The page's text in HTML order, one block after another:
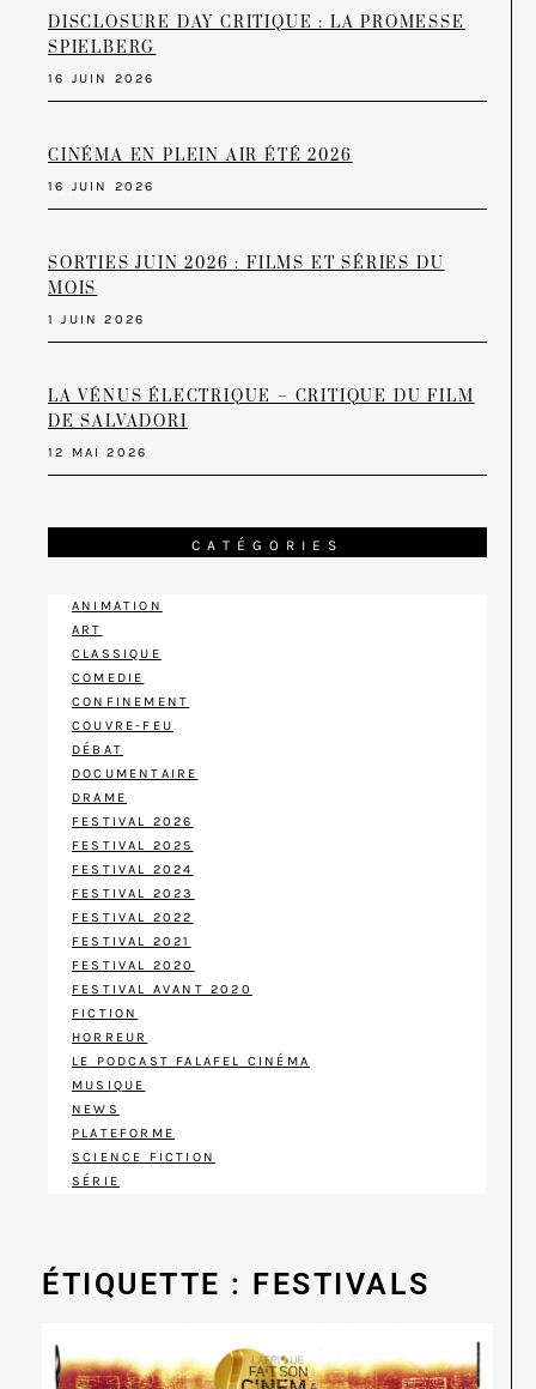
DISCLOSURE DAY CRITIQUE : LA PROMESSE
SPIELBERG
16 JUIN 2026
CINÉMA EN PLEIN AIR ÉTÉ 2026
16 JUIN 2026
SORTIES JUIN 2026 : FILMS ET SÉRIES DU
MOIS
1 JUIN 2026
LA VÉNUS ÉLECTRIQUE – CRITIQUE DU FILM
DE SALVADORI
12 MAI 2026
CATÉGORIES
ANIMATION
ART
CLASSIQUE
COMEDIE
CONFINEMENT
COUVRE-FEU
DÉBAT
DOCUMENTAIRE
DRAME
FESTIVAL 2026
FESTIVAL 2025
FESTIVAL 2024
FESTIVAL 2023
FESTIVAL 2022
FESTIVAL 2021
FESTIVAL 2020
FESTIVAL AVANT 2020
FICTION
HORREUR
LE PODCAST FALAFEL CINÉMA
MUSIQUE
NEWS
PLATEFORME
SCIENCE FICTION
SÉRIE
ÉTIQUETTE : FESTIVALS